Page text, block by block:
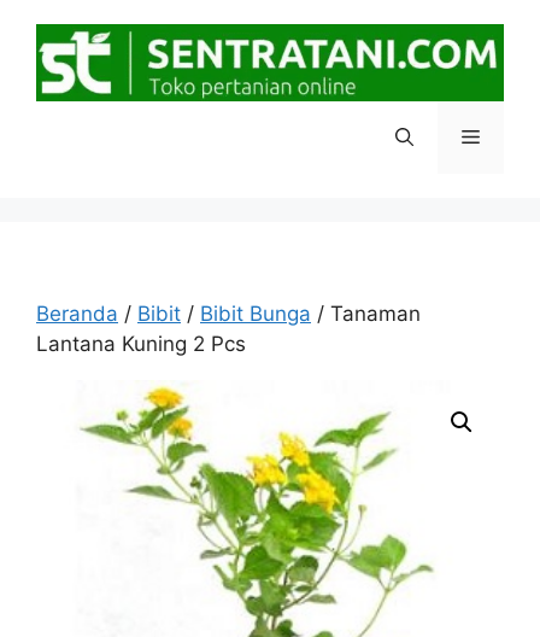
Menu
Beranda / Bibit / Bibit Bunga / Tanaman
Lantana Kuning 2 Pcs